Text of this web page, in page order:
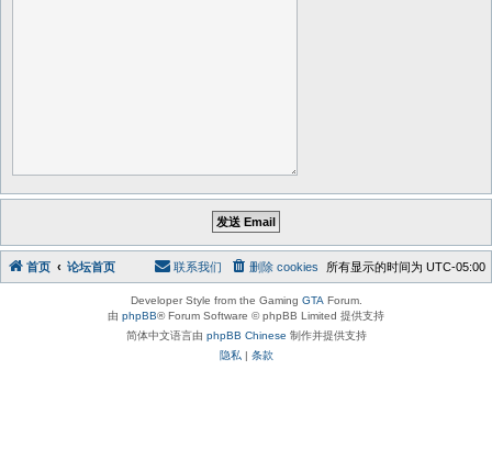
首页 论坛首页 所有显示的时间为 UTC-05:00
删除 cookies
联系我们
Developer Style from the Gaming GTA Forum.
由 phpBB® Forum Software © phpBB Limited 提供支持
简体中文语言由 phpBB Chinese 制作并提供支持
隐私 | 条款